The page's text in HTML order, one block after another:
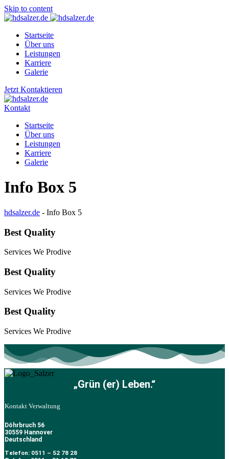
Skip to content
Startseite
Über uns
Leistungen
Karriere
Galerie
Jetzt Kontaktieren
Kontakt
Startseite
Über uns
Leistungen
Karriere
Galerie
Info Box 5
hdsalzer.de - Info Box 5
Best Quality
Services We Prodive
Best Quality
Services We Prodive
Best Quality
Services We Prodive
„Grün (er) Leben.“
Kontakt Verwaltung
Döhrbruch 56
30559 Hannover
Deutschland
Telefon: 0511 – 52 78 28